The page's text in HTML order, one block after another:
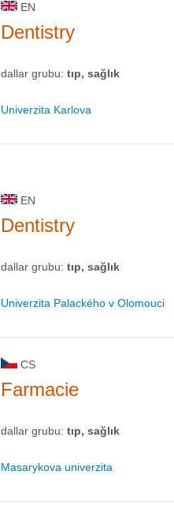
EN
Dentistry
dallar grubu: tıp, sağlık
Univerzita Karlova
EN
Dentistry
dallar grubu: tıp, sağlık
Univerzita Palackého v Olomouci
CS
Farmacie
dallar grubu: tıp, sağlık
Masarykova univerzita